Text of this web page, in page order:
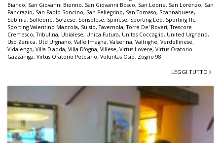
Bianco, San Giovanni Bienno, San Giovanni Bosco, San Leone, San Lorenzo, San
Pancrazio, San Paolo Soncino, San Pellegrino, San Tomaso, Scannabuese,
Sebinia, Solleone, Solzese, Sorisolese, Spinese, Sporting Leb, Sporting Tlc,
Sporting Valentino Mazzola, Suisio,Tavernola,Torre De' Roveri,Trescore
Cremasco,Tribulina, Ubialese, Unica Futura, Unitas Coccaglio, United Urgnano,
Uso Zanica, Utd Urgnano, Valle Imagna, Valserina, Valtrighe, Verdellinese,
Vidalengo, Villa D'adda, Villa D'ogna, Villese, Virtus Lovere, Virtus Oratorio
Gazzaniga, Virtus Oratorio Petosino, Voluntas Osio, Zogno 98
LEGGI TUTTO